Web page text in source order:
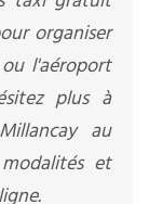
organiser
l'aéroport
plus à
au
et